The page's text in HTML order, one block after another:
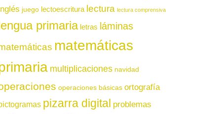
juego lectoescritura lectura lectura comprensiva
primaria letras láminas
matemáticas
multiplicaciones navidad
operaciones básicas ortografía
pizarra digital problemas